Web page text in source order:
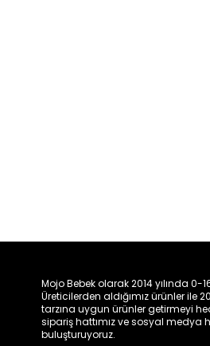
Mojo Bebek olarak 2014 yılında
Üreticilerden aldığımız ürünler
tarzına uygun ürünler getirmeyi
sipariş hattımız ve sosyal medya
buluşturuyoruz.